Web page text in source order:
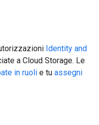
Identity and
a Cloud Storage. Le
in ruoli e tu assegni